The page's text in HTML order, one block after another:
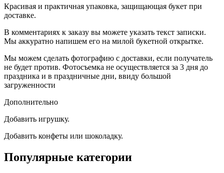
Красивая и практичная упаковка, защищающая букет при
доставке.
В комментариях к заказу вы можете указать текст записки.
Мы аккуратно напишем его на милой букетной открытке.
Мы можем сделать фотографию с доставки, если получатель
не будет против. Фотосъемка не осуществляется за 3 дня до
праздника и в праздничные дни, ввиду большой
загруженности
Дополнительно
Добавить игрушку.
Добавить конфеты или шоколадку.
Популярные категории